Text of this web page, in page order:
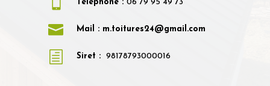
Téléphone : 06 79 95 49 73
 Mail : m.toitures24@gmail.com
h Siret : 98178793000016